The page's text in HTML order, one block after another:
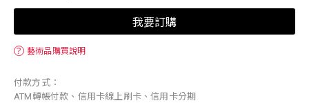
我要訂購
？ 藝術品購買說明
付款方式：
ATM轉帳付款、信用卡線上刷卡、信用卡分期